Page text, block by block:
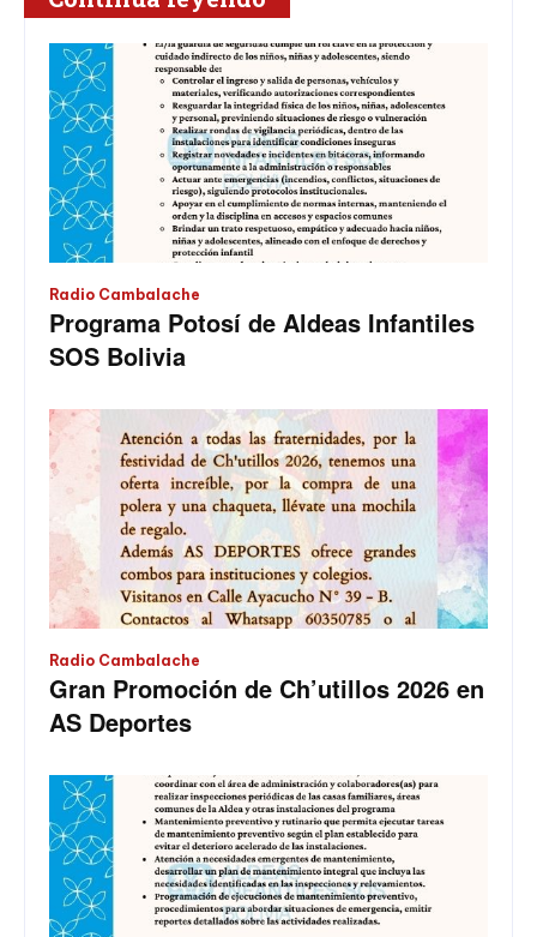
Radio Cambalache
Programa Potosí de Aldeas Infantiles
SOS Bolivia
Radio Cambalache
Gran Promoción de Ch’utillos 2026 en
AS Deportes